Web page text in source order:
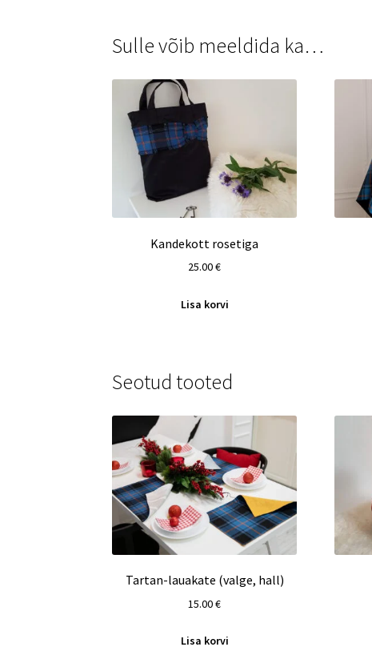
Sulle võib meeldida ka…
Kandekott rosetiga
25.00€
Lisa korvi
Seotud tooted
Tartan-lauakate (valge, hall)
15.00€
Lisa korvi